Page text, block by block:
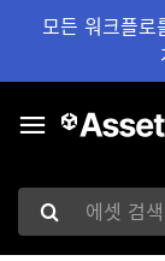
모든 워크플로
에셋 검색